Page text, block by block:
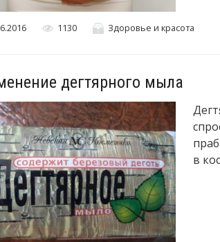
1130 Здоровье и красота
дегтярного мыла
в